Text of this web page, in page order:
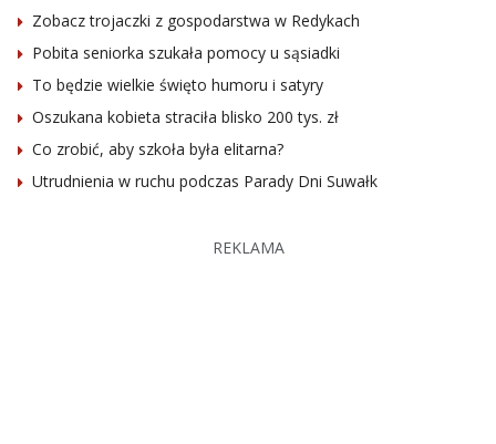
Zobacz trojaczki z gospodarstwa w Redykach
Pobita seniorka szukała pomocy u sąsiadki
To będzie wielkie święto humoru i satyry
Oszukana kobieta straciła blisko 200 tys. zł
Co zrobić, aby szkoła była elitarna?
Utrudnienia w ruchu podczas Parady Dni Suwałk
REKLAMA